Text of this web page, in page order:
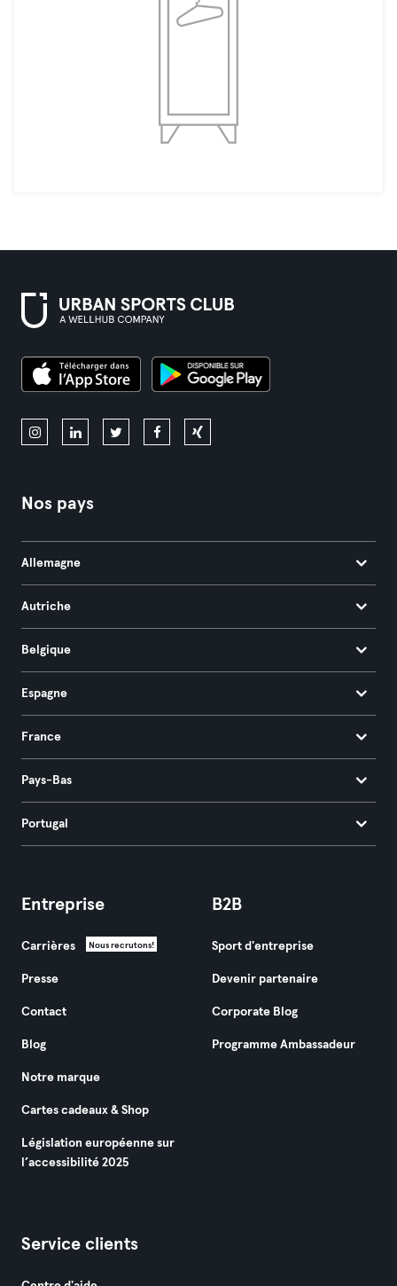
Nos pays
Allemagne
Autriche
Belgique
Espagne
France
Pays-Bas
Portugal
Entreprise
Carrières Nous recrutons!
Presse
Contact
Blog
Notre marque
Cartes cadeaux & Shop
Législation européenne sur
l’accessibilité 2025
B2B
Sport d'entreprise
Devenir partenaire
Corporate Blog
Programme Ambassadeur
Service clients